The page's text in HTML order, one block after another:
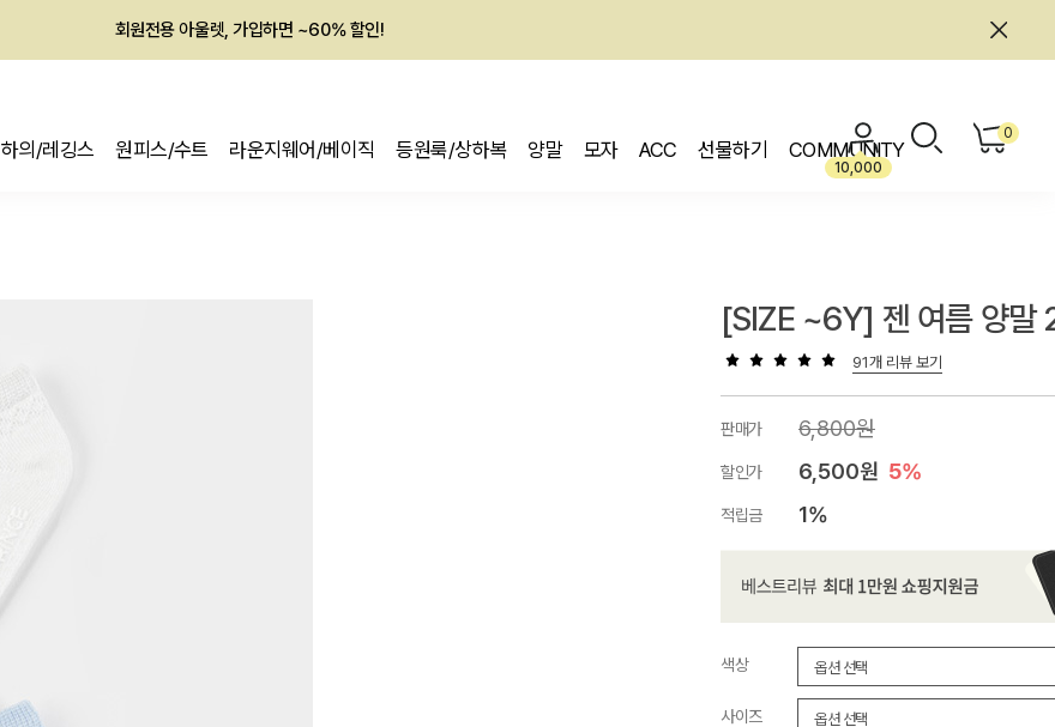
회원전용 아울렛, 가입하면 ~60% 할인!
하의/레깅스 원피스/수트 라운지웨어/베이직 등원룩/상하복 양말 모자 ACC 선물하기 COMMUNITY
10,000
0
[SIZE ~6Y] 젠 여름 양말
91개 리뷰 보기
판매가 6,800원
할인가 6,500원 5%
적립금 1%
색상
사이즈